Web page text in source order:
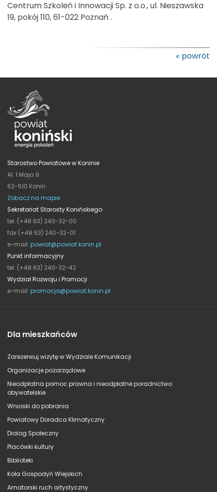
Centrum Szkoleń i Innowacji Sp. z o.o., ul. Nieszawska
19, pokój 110, 61-022 Poznań .
powrót
Starostwo Powiatowe w Koninie
Al. 1 Maja 9
62-510 Konin
Zobacz na mapie
Sekretariat Starosty Konińskiego
tel. (+48 63) 240-32-00
fax (+48 63) 240-32-01
e-mail: powiat@powiat.konin.pl
Punkt informacyjny
tel. (+48 63) 240-32-42
Wydział Rozwoju i Promocji
e-mail: promocja@powiat.konin.pl
Dla mieszkańców
Zarezerwuj wizytę w Wydziale Komunikacji
Organizacje pozarządowe
Nieodpłatna pomoc prawna i nieodpłatne poradnictwo
obywatelskie
Wnioski do pobrania
Powiatowy Doradca Klimatyczny
Dialog Społeczny
Placówki kultury
Biblioteki
Koła Gospodyń Wiejskich
Amatorski ruch artystyczny